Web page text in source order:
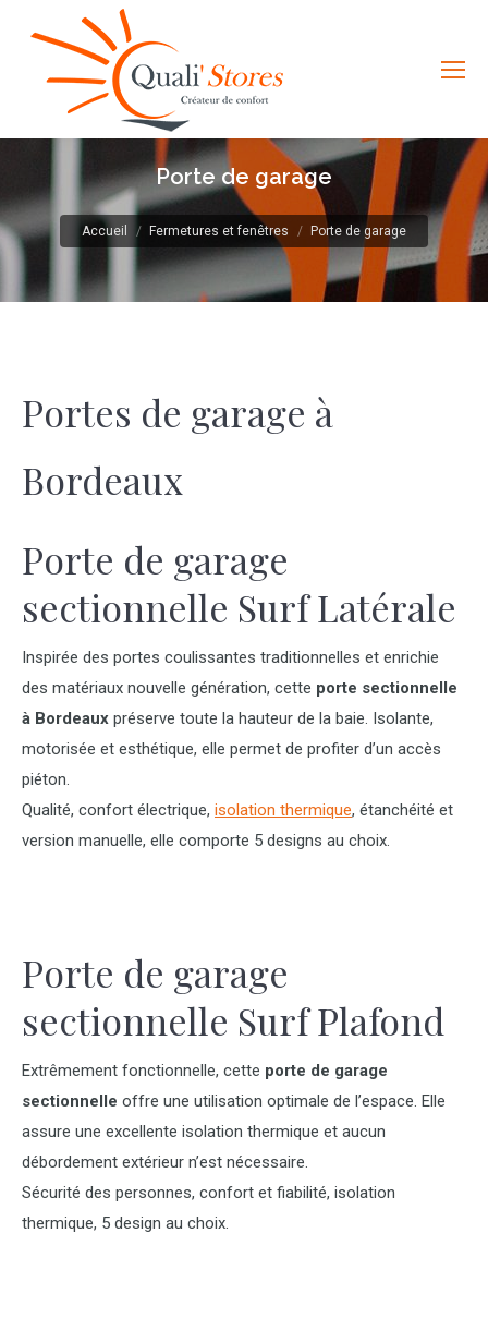
Porte de garage
Vous êtes ici :
Accueil Fermetures et fenêtres Porte de garage
Portes de garage à
Bordeaux
Porte de garage
sectionnelle Surf Latérale
Inspirée des portes coulissantes traditionnelles et enrichie
des matériaux nouvelle génération, cette porte sectionnelle
à Bordeaux préserve toute la hauteur de la baie. Isolante,
motorisée et esthétique, elle permet de profiter d’un accès
piéton.
Qualité, confort électrique, isolation thermique, étanchéité et
version manuelle, elle comporte 5 designs au choix.
Porte de garage
sectionnelle Surf Plafond
Extrêmement fonctionnelle, cette porte de garage
sectionnelle offre une utilisation optimale de l’espace. Elle
assure une excellente isolation thermique et aucun
débordement extérieur n’est nécessaire.
Sécurité des personnes, confort et fiabilité, isolation
thermique, 5 design au choix.